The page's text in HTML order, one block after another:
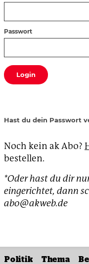
Passwort
Login
Hast du dein Passwort
Noch kein ak Abo?
bestellen.
*Oder hast du dir
eingerichtet, dann
abo@akweb.de
Politik Thema